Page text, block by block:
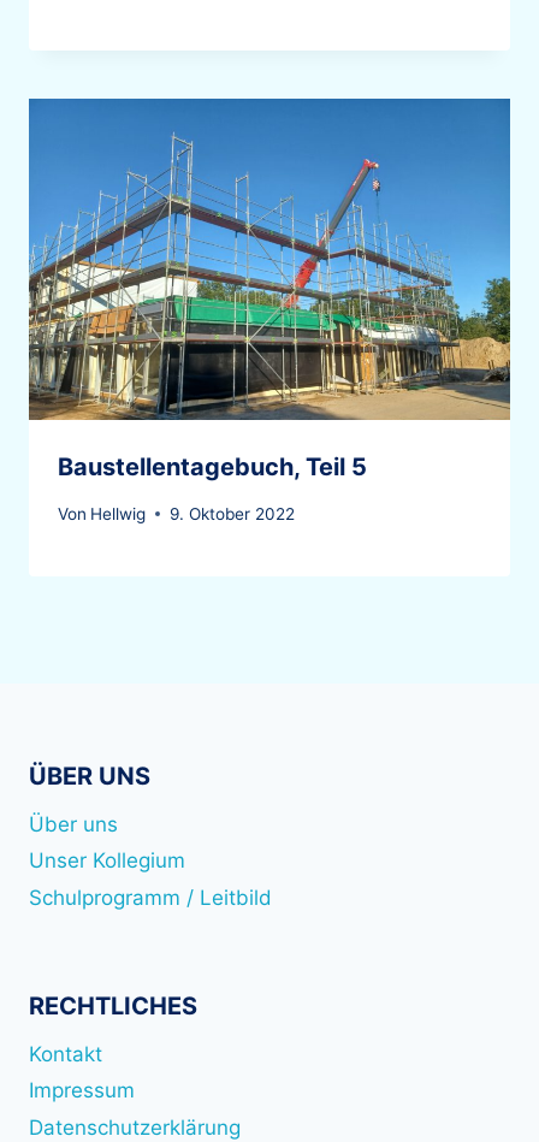
Baustellentagebuch, Teil 5
Von Hellwig 9. Oktober 2022
ÜBER UNS
Über uns
Unser Kollegium
Schulprogramm / Leitbild
RECHTLICHES
Kontakt
Impressum
Datenschutzerklärung